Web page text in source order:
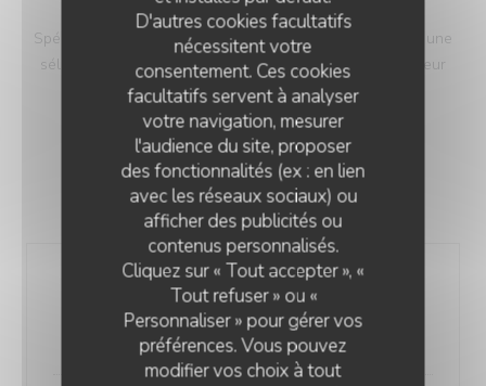
D'autres cookies facultatifs
nécessitent votre
consentement. Ces cookies
facultatifs servent à analyser
votre navigation, mesurer
l'audience du site, proposer
des fonctionnalités (ex : en lien
avec les réseaux sociaux) ou
afficher des publicités ou
contenus personnalisés.
Cliquez sur « Tout accepter », «
Tout refuser » ou «
Personnaliser » pour gérer vos
préférences. Vous pouvez
modifier vos choix à tout
Spécialiste des produits de la mer, nous vous proposons une
sélection de fruits de mer choisis pour leur fraîcheur et leur
qualité.
LES FRUITS DE MER
Assiette de langoustines
300 gr
28,00 EUR
LA CORNICHE